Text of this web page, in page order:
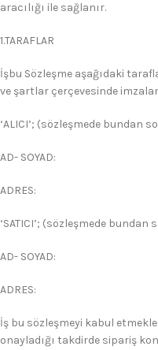
aracılığı ile sağlanır.
1.TARAFLAR
İşbu Sözleşme aşağıdaki
ve şartlar çerçevesinde
‘ALICI’; (sözleşmede bundan
AD- SOYAD:
ADRES:
‘SATICI’; (sözleşmede bundan
AD- SOYAD:
ADRES:
İş bu sözleşmeyi kabul
onayladığı takdirde sipariş